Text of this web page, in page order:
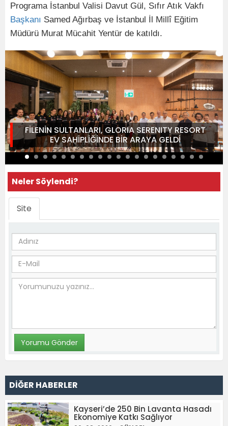
Programa İstanbul Valisi Davut Gül, Sıfır Atık Vakfı
Başkanı Samed Ağırbaş ve İstanbul İl Millî Eğitim
Müdürü Murat Mücahit Yentür de katıldı.
FİLENİN SULTANLARI, GLORIA SERENITY RESORT
EV SAHİPLİĞİNDE BİR ARAYA GELDİ
Neler Söylendi?
Site
DİĞER HABERLER
Kayseri’de 250 Bin Lavanta Hasadı
Ekonomiye Katkı Sağlıyor